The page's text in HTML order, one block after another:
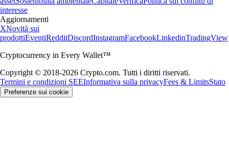
interesse
Aggiornamenti
XNovità sui
prodottiEventiRedditDiscordInstagramFacebookLinkedinTradingView
Cryptocurrency in Every Wallet™
Copyright © 2018-2026 Crypto.com. Tutti i diritti riservati.
Termini e condizioni SEEInformativa sulla privacyFees & LimitsStato
Preferenze sui cookie